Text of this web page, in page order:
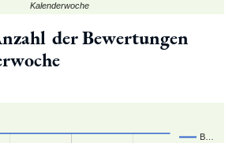
Kalenderwoche
der Bewertungen
B…